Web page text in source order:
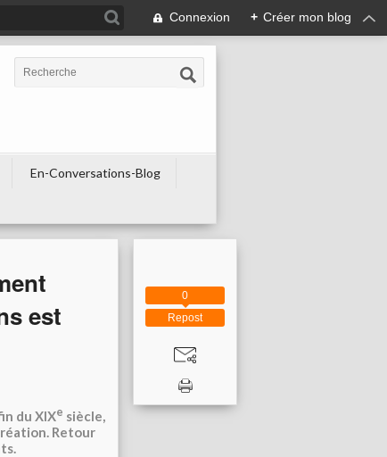
Connexion + Créer mon blog
En-Conversations-Blog
est
du XIXe siècle,
Retour
Repost
0